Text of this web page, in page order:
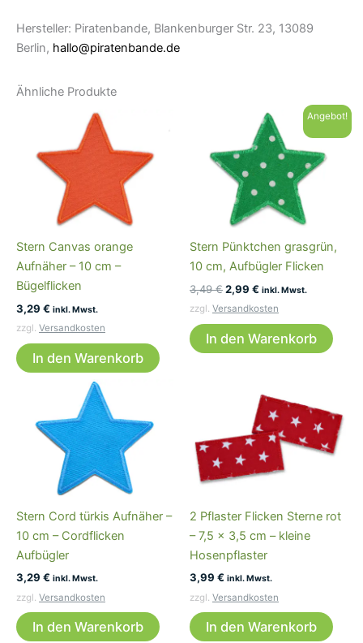
Hersteller: Piratenbande, Blankenburger Str. 23, 13089
Berlin, hallo@piratenbande.de
Ähnliche Produkte
Stern Canvas orange
Aufnäher – 10 cm –
Bügelflicken
3,29 € inkl. Mwst.
zzgl. Versandkosten
In den Warenkorb
Angebot!
Stern Pünktchen grasgrün,
10 cm, Aufbügler Flicken
3,49€Ursprünglicher
Preis
war:
2,99 € Aktueller
ist:
inkl. Mwst.
zzgl. Versandkosten
In den Warenkorb
Stern Cord türkis Aufnäher –
10 cm – Cordflicken
Aufbügler
3,29 € inkl. Mwst.
zzgl. Versandkosten
In den Warenkorb
2 Pflaster Flicken Sterne rot
– 7,5 x 3,5 cm – kleine
Hosenpflaster
3,99 € inkl. Mwst.
zzgl. Versandkosten
In den Warenkorb